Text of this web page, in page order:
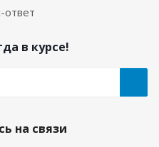
ответ
в курсе!
на связи